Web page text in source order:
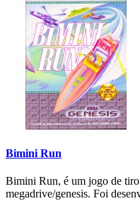
Bimini Run
Bimini Run, é um jogo de tiro
megadrive/genesis. Foi